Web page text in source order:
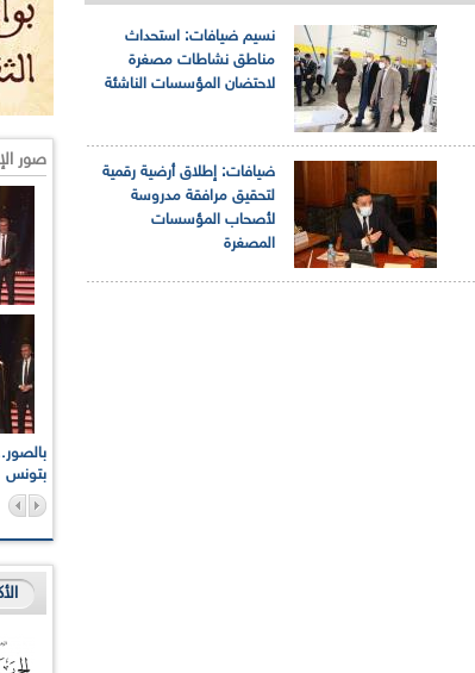
نسيم ضيافات: استحداث
مناطق نشاطات مصغرة
لاحتضان المؤسسات الناشئة
ضيافات: إطلاق أرضية رقمية
لتحقيق مرافقة مدروسة
لأصحاب المؤسسات
المصغرة
صور
بتونس